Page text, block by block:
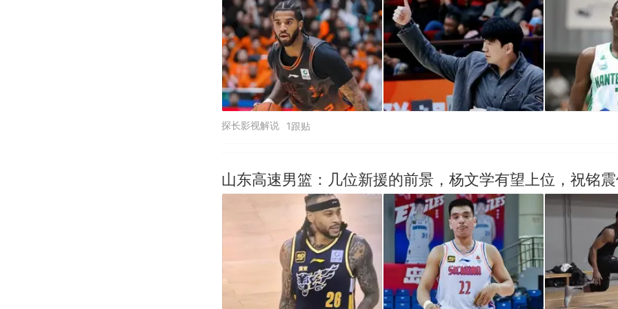
探长影视解说 1跟贴
山东高速男篮：几位新援的前景，杨文学有望上位，祝铭